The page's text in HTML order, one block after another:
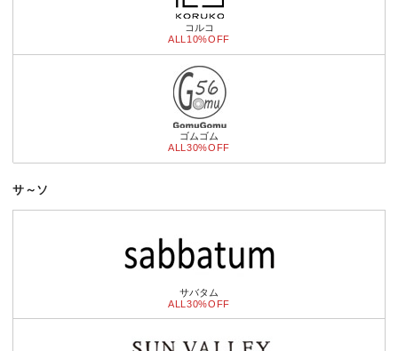
コルコ
ALL10%OFF
ゴムゴム
ALL30%OFF
サ～ソ
サバタム
ALL30%OFF